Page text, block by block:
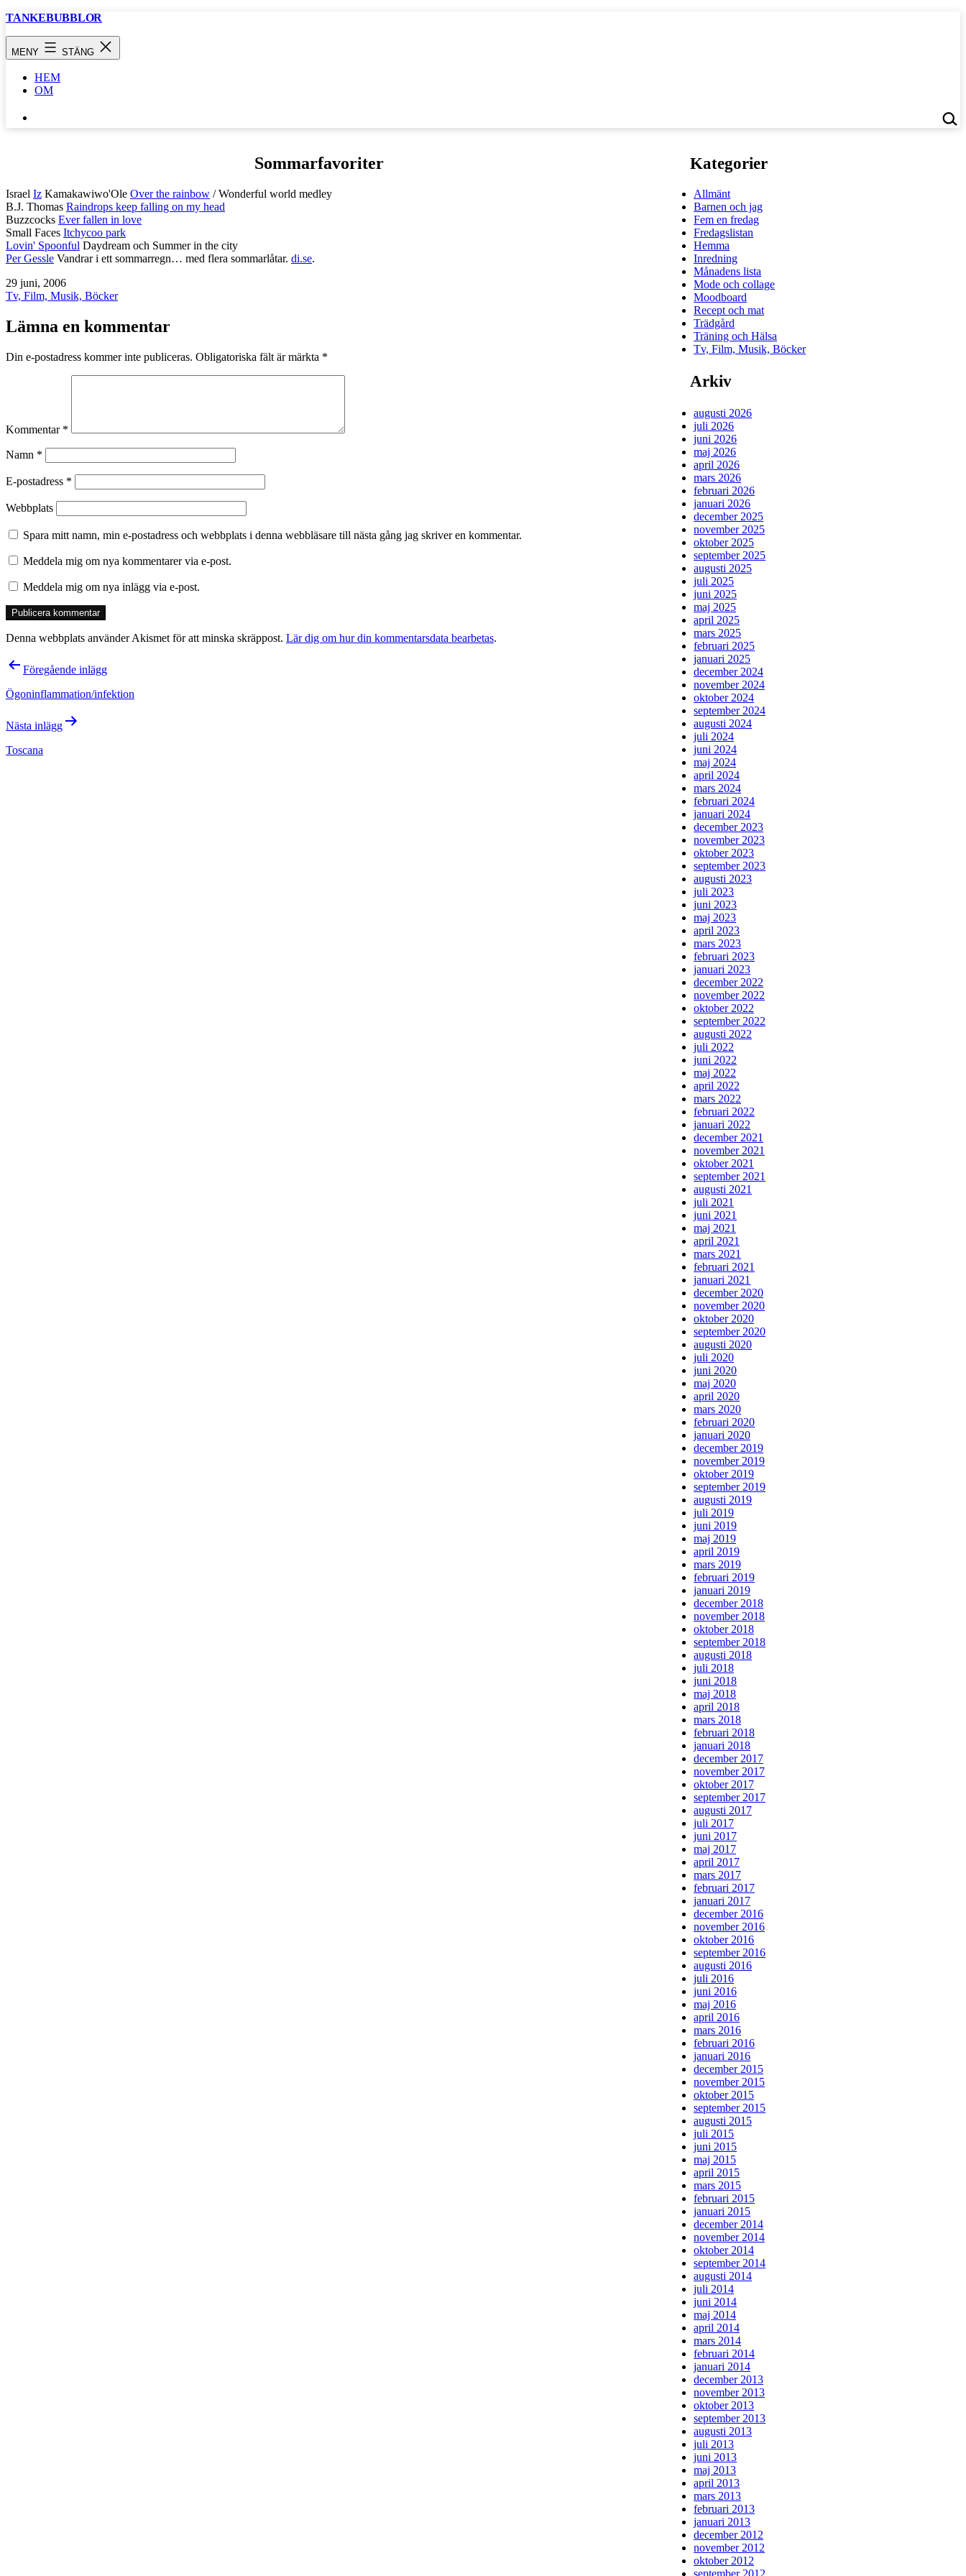
Hoppa
TANKEBUBBLOR
MENY STÄNG
HEM
OM
…
Sommarfavoriter
Israel Iz Kamakawiwo'Ole Over the rainbow / Wonderful world medley
B.J. Thomas Raindrops keep falling on my head
Buzzcocks Ever fallen in love
Small Faces Itchycoo park
Lovin' Spoonful Daydream och Summer in the city
Per Gessle Vandrar i ett sommarregn… med flera sommarlåtar. di.se.
Publicerat
den
29 juni, 2006
Kategoriserat
Tv, Film, Musik, Böcker
Lämna en kommentar
Din e-postadress kommer inte publiceras. Obligatoriska fält är märkta *
Kommentar *
Namn *
E-postadress *
Webbplats
Spara mitt namn, min e-postadress och webbplats i denna webbläsare till nästa gång jag skriver en kommentar.
Meddela mig om nya kommentarer via e-post.
Meddela mig om nya inlägg via e-post.
Denna webbplats använder Akismet för att minska skräppost. Lär dig om hur din kommentarsdata bearbetas.
Inläggsnavigering
Föregående inlägg
Ögoninflammation/infektion
Nästa inlägg
Toscana
Kategorier
Allmänt
Barnen och jag
Fem en fredag
Fredagslistan
Hemma
Inredning
Månadens lista
Mode och collage
Moodboard
Recept och mat
Trädgård
Träning och Hälsa
Tv, Film, Musik, Böcker
Arkiv
augusti 2026
juli 2026
juni 2026
maj 2026
april 2026
mars 2026
februari 2026
januari 2026
december 2025
november 2025
oktober 2025
september 2025
augusti 2025
juli 2025
juni 2025
maj 2025
april 2025
mars 2025
februari 2025
januari 2025
december 2024
november 2024
oktober 2024
september 2024
augusti 2024
juli 2024
juni 2024
maj 2024
april 2024
mars 2024
februari 2024
januari 2024
december 2023
november 2023
oktober 2023
september 2023
augusti 2023
juli 2023
juni 2023
maj 2023
april 2023
mars 2023
februari 2023
januari 2023
december 2022
november 2022
oktober 2022
september 2022
augusti 2022
juli 2022
juni 2022
maj 2022
april 2022
mars 2022
februari 2022
januari 2022
december 2021
november 2021
oktober 2021
september 2021
augusti 2021
juli 2021
juni 2021
maj 2021
april 2021
mars 2021
februari 2021
januari 2021
december 2020
november 2020
oktober 2020
september 2020
augusti 2020
juli 2020
juni 2020
maj 2020
april 2020
mars 2020
februari 2020
januari 2020
december 2019
november 2019
oktober 2019
september 2019
augusti 2019
juli 2019
juni 2019
maj 2019
april 2019
mars 2019
februari 2019
januari 2019
december 2018
november 2018
oktober 2018
september 2018
augusti 2018
juli 2018
juni 2018
maj 2018
april 2018
mars 2018
februari 2018
januari 2018
december 2017
november 2017
oktober 2017
september 2017
augusti 2017
juli 2017
juni 2017
maj 2017
april 2017
mars 2017
februari 2017
januari 2017
december 2016
november 2016
oktober 2016
september 2016
augusti 2016
juli 2016
juni 2016
maj 2016
april 2016
mars 2016
februari 2016
januari 2016
december 2015
november 2015
oktober 2015
september 2015
augusti 2015
juli 2015
juni 2015
maj 2015
april 2015
mars 2015
februari 2015
januari 2015
december 2014
november 2014
oktober 2014
september 2014
augusti 2014
juli 2014
juni 2014
maj 2014
april 2014
mars 2014
februari 2014
januari 2014
december 2013
november 2013
oktober 2013
september 2013
augusti 2013
juli 2013
juni 2013
maj 2013
april 2013
mars 2013
februari 2013
januari 2013
december 2012
november 2012
oktober 2012
september 2012